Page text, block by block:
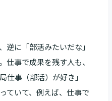
逆に「部活みたいだな」
仕事で成果を残す人も、
仕事（部活）が好き」
ていて、例えば、仕事で